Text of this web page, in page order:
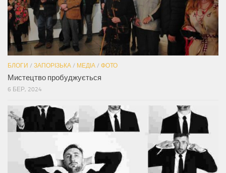
БЛОГИ / ЗАПОРІЗЬКА / МЕДІА / ФОТО
Мистецтво пробуджується
6 БЕР, 2024